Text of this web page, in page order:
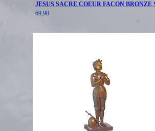
JESUS SACRE COEUR FACON BRONZE
69,90